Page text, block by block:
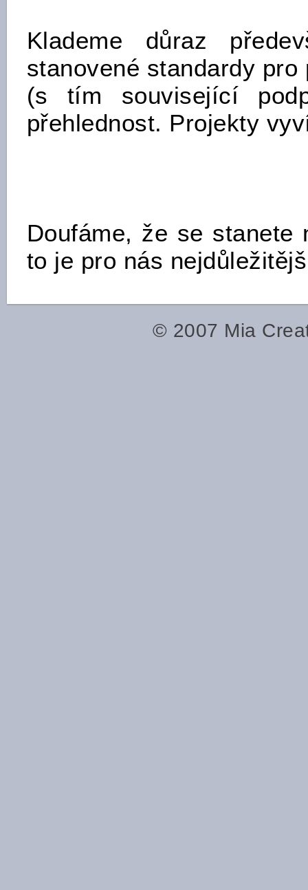
Klademe důraz
stanovené standardy
(s tím související
přehlednost. Projekty
Doufáme, že se stanete
to je pro nás
© 2007 Mia